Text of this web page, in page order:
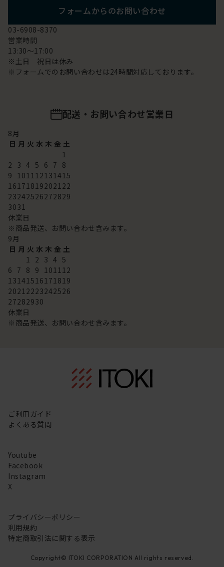
フォームからのお問い合わせ
03-6908-8370
営業時間
13:30～17:00
※土日 祝日は休み
※フォームでのお問い合わせは24時間対応しております。
配送・お問い合わせ営業日
8月
日 月 火 水 木 金 土
1
2 3 4 5 6 7 8
9 101112131415
16171819202122
23242526272829
3031
休業日
※商品発送、お問い合わせ含みます。
9月
日 月 火 水 木 金 土
1 2 3 4 5
6 7 8 9 101112
13141516171819
20212223242526
27282930
休業日
※商品発送、お問い合わせ含みます。
ご利用ガイド
よくある質問
Youtube
Facebook
Instagram
X
プライバシーポリシー
利用規約
特定商取引法に関する表示
Copyright© ITOKI CORPORATION All rights reserved.